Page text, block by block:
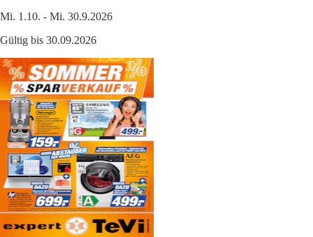
Mi. 1.10. - Mi. 30.9.2026
Gültig bis 30.09.2026